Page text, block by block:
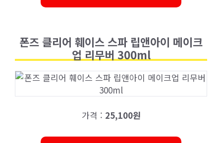
폰즈 클리어 훼이스 스파 립앤아이 메이크
업 리무버 300ml
가격 : 25,100원